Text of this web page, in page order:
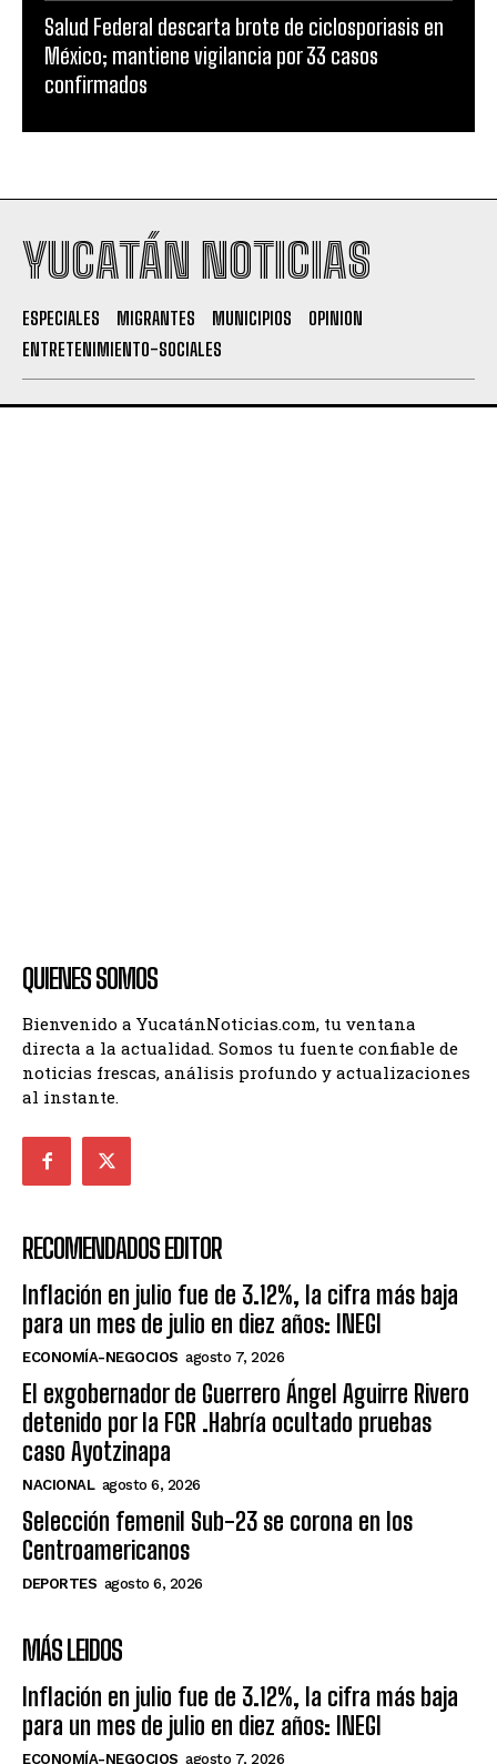
Salud Federal descarta brote de ciclosporiasis en
México; mantiene vigilancia por 33 casos
confirmados
YUCATÁN NOTICIAS
ESPECIALES MIGRANTES MUNICIPIOS
OPINION
ENTRETENIMIENTO-SOCIALES
QUIENES SOMOS
Bienvenido a YucatánNoticias.com, tu ventana
directa a la actualidad. Somos tu fuente confiable de
noticias frescas, análisis profundo y actualizaciones
al instante.
RECOMENDADOS EDITOR
Inflación en julio fue de 3.12%, la cifra más baja
para un mes de julio en diez años: INEGI
ECONOMÍA-NEGOCIOS agosto 7, 2026
El exgobernador de Guerrero Ángel Aguirre Rivero
detenido por la FGR .Habría ocultado pruebas
caso Ayotzinapa
NACIONAL agosto 6, 2026
Selección femenil Sub-23 se corona en los
Centroamericanos
DEPORTES agosto 6, 2026
MÁS LEIDOS
Inflación en julio fue de 3.12%, la cifra más baja
para un mes de julio en diez años: INEGI
ECONOMÍA-NEGOCIOS agosto 7, 2026